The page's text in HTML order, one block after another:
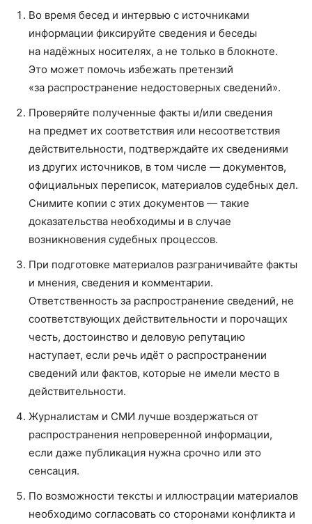
Во время бесед и интервью с источниками
информации фиксируйте сведения и беседы
на надёжных носителях, а не только в блокноте.
Это может помочь избежать претензий
«за распространение недостоверных сведений».
Проверяйте полученные факты и/или сведения
на предмет их соответствия или несоответствия
действительности, подтверждайте их сведениями
из других источников, в том числе — документов,
официальных переписок, материалов судебных дел.
Снимите копии с этих документов — такие
доказательства необходимы и в случае
возникновения судебных процессов.
При подготовке материалов разграничивайте факты
и мнения, сведения и комментарии.
Ответственность за распространение сведений, не
соответствующих действительности и порочащих
честь, достоинство и деловую репутацию
наступает, если речь идёт о распространении
сведений или фактов, которые не имели место в
действительности.
Журналистам и СМИ лучше воздержаться от
распространения непроверенной информации,
если даже публикация нужна срочно или это
сенсация.
По возможности тексты и иллюстрации материалов
необходимо согласовать со сторонами конфликта и